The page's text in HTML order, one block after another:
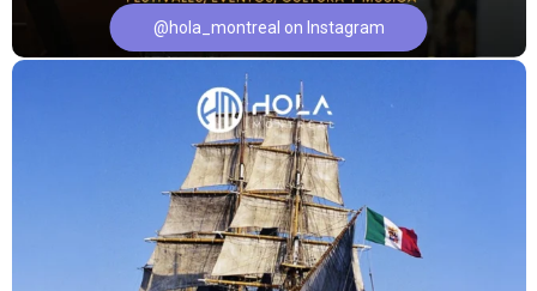
@hola_montreal on Instagram